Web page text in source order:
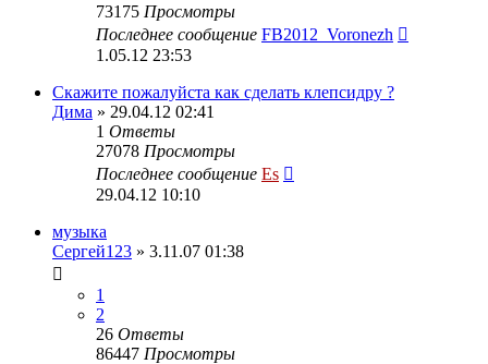
73175 Просмотры
Последнее сообщение FB2012_Voronezh
1.05.12 23:53
Скажите пожалуйста как сделать клепсидру ?
Дима » 29.04.12 02:41
1 Ответы
27078 Просмотры
Последнее сообщение Es
29.04.12 10:10
музыка
Сергей123 » 3.11.07 01:38
1
2
26 Ответы
86447 Просмотры